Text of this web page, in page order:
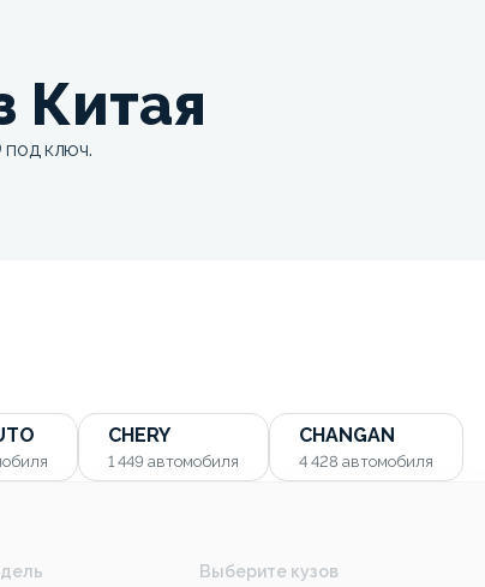
Китая
под ключ.
CHERY
1 449 автомобиля
CHANGAN
4 428 автомобиля
Выберите кузов